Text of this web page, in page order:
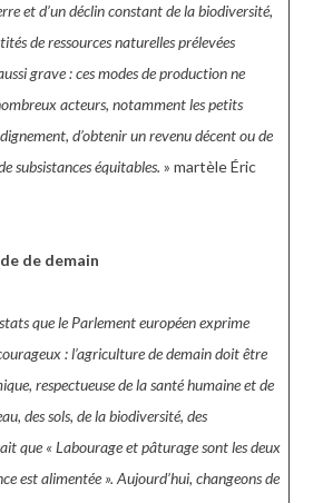
et d’un déclin constant de la biodiversité,
de ressources naturelles prélevées
grave : ces modes de production ne
acteurs, notamment les petits
d’obtenir un revenu décent ou de
subsistances équitables. » martèle Éric
de demain
que le Parlement européen exprime
: l’agriculture de demain doit être
respectueuse de la santé humaine et de
des sols, de la biodiversité, des
que « Labourage et pâturage sont les deux
est alimentée ». Aujourd’hui, changeons de